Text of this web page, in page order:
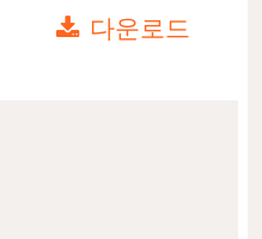
다운로드